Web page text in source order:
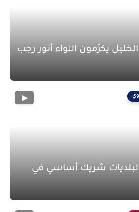
يكرّمون اللواء أنور رجب
البلديات شريك أساسي في